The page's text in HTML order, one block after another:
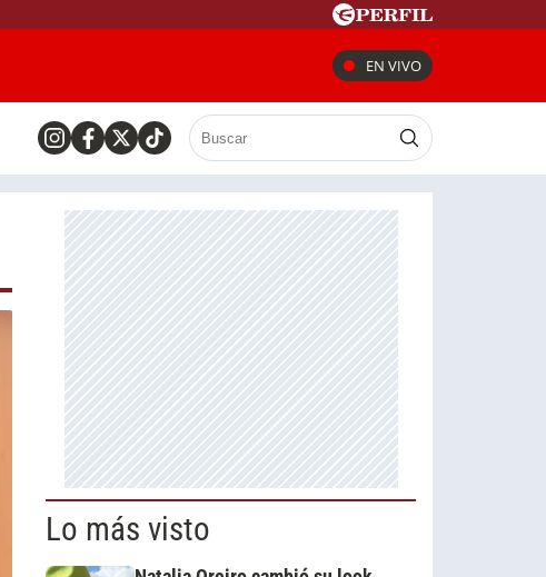
EN VIVO
Lo más visto